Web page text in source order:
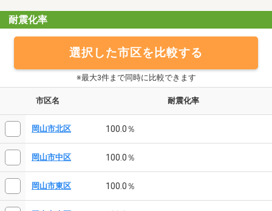
耐震化率
選択した市区を比較する
※最大3件まで同時に比較できます
市区名 耐震化率
岡山市北区 100.0％
岡山市中区 100.0％
岡山市東区 100.0％